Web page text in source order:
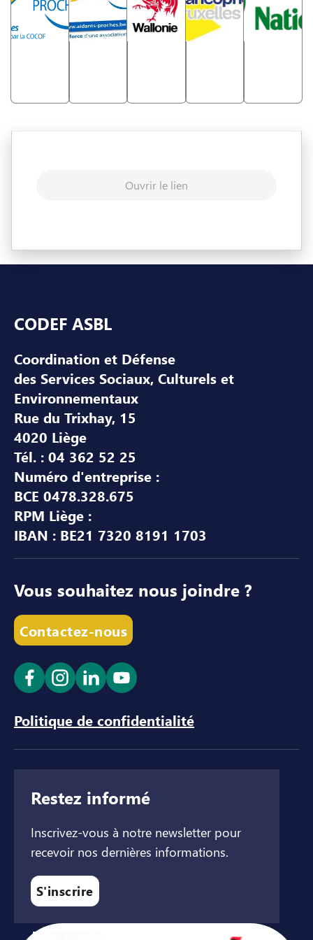
Ouvrir le lien
CODEF ASBL
Coordination et Défense
des Services Sociaux, Culturels et
Environnementaux
Rue du Trixhay, 15
4020 Liège
Tél. : 04 362 52 25
Numéro d'entreprise :
BCE 0478.328.675
RPM Liège :
IBAN : BE21 7320 8191 1703
Vous souhaitez nous joindre ?
Contactez-nous
Ouvrir le lien dans un nouvel onglet
Ouvrir le lien dans un nouvel onglet
Ouvrir le lien dans un nouvel
Ouvrir le lien dans un
Politique de confidentialité
Restez informé
Inscrivez-vous à notre newsletter pour
recevoir nos dernières informations.
S'inscrire